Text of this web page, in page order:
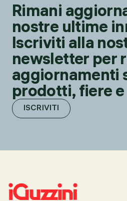
Rimani
nostre ultime
Iscriviti alla
newsletter per
aggiornamenti
prodotti, fiere
ISCRIVITI